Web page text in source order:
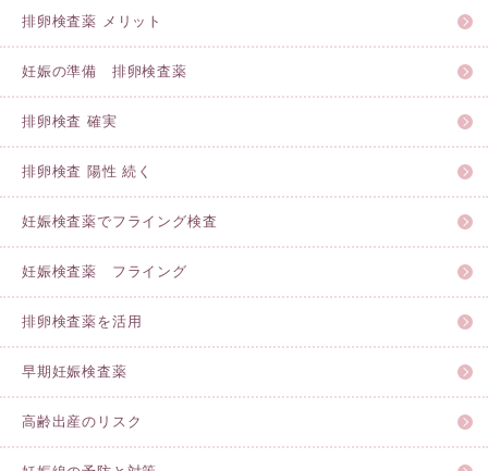
排卵検査薬 メリット
妊娠の準備 排卵検査薬
排卵検査 確実
排卵検査 陽性 続く
妊娠検査薬でフライング検査
妊娠検査薬 フライング
排卵検査薬を活用
早期妊娠検査薬
高齢出産のリスク